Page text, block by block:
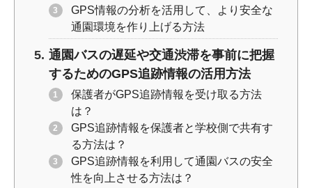
GPS情報の分析を活用して、より安全な
通園環境を作り上げる方法
通園バスの遅延や交通渋滞を事前に把握
するためのGPS追跡情報の活用方法
保護者がGPS追跡情報を受け取る方法
は？
GPS追跡情報を保護者と学校側で共有す
る方法は？
GPS追跡情報を利用して通園バスの安全
性を向上させる方法は？